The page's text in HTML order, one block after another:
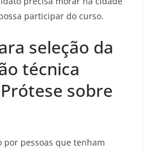
participar do curso.
seleção da
técnica
sobre
por pessoas que tenham